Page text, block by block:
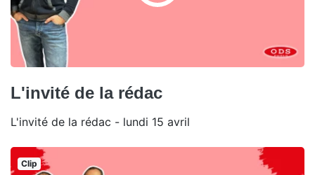
L'invité de la rédac
L'invité de la rédac - lundi 15 avril
Clip